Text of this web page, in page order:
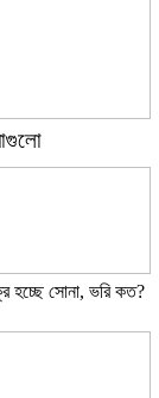
হচ্ছে সোনা, ভরি কত?